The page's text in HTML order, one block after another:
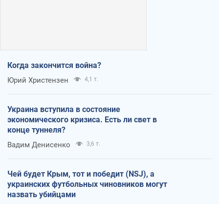
Когда закончится война?
Юрий Христензен 4,1 т.
Украина вступила в состояние
экономического кризиса. Есть ли свет в
конце туннеля?
Вадим Денисенко 3,6 т.
Чей будет Крым, тот и победит (NSJ), а
украинских футбольных чиновников могут
назвать убийцами